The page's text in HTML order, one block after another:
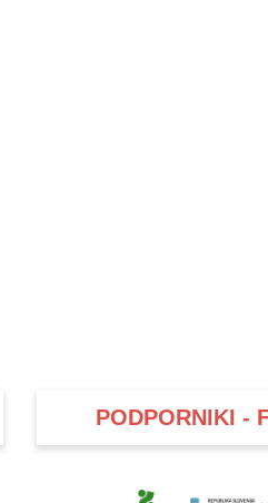
PODPORNIKI -